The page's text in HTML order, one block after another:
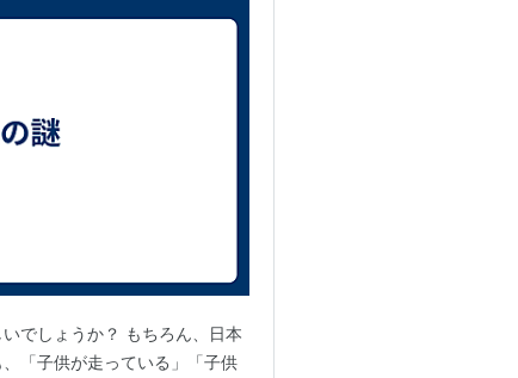
でしょうか？ もちろん、日本
「子供が走っている」「子供